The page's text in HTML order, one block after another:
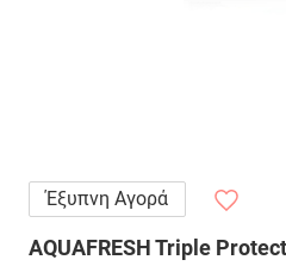
Έξυπνη Αγορά
AQUAFRESH Triple